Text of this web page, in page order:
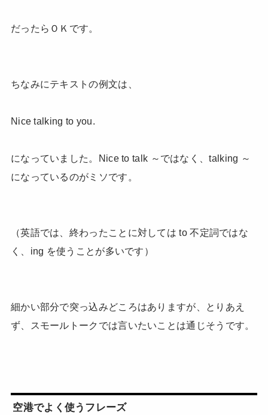
だったらＯＫです。
ちなみにテキストの例文は、
Nice talking to you.
になっていました。Nice to talk ～ではなく、talking ～
になっているのがミソです。
（英語では、終わったことに対しては to 不定詞ではな
く、ing を使うことが多いです）
細かい部分で突っ込みどころはありますが、とりあえ
ず、スモールトークでは言いたいことは通じそうです。
空港でよく使うフレーズ